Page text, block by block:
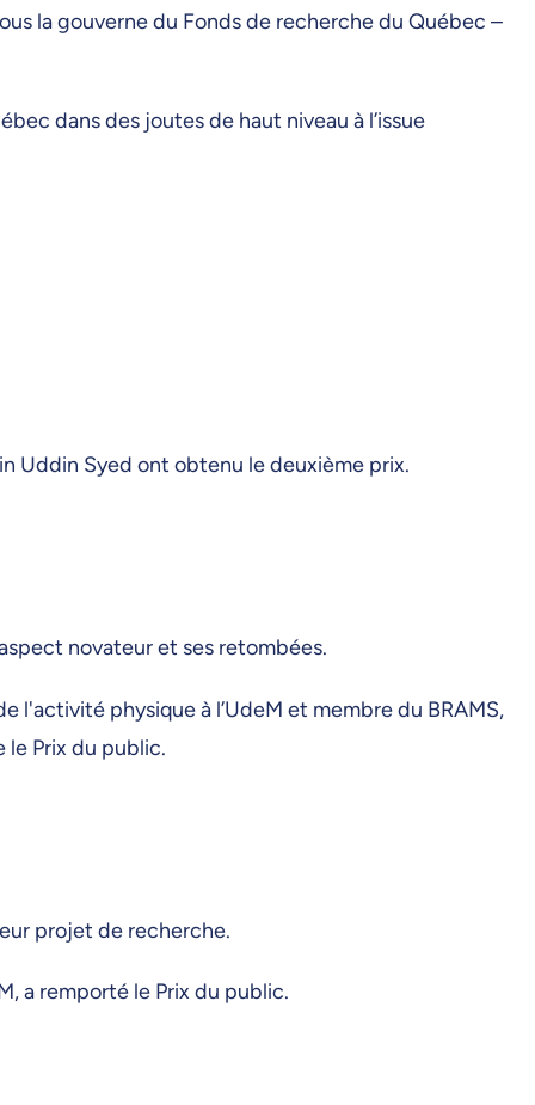
la gouverne du Fonds de recherche du Québec –
dans des joutes de haut niveau à l’issue
Uddin Syed ont obtenu le deuxième prix.
novateur et ses retombées.
physique à l’UdeM et membre du BRAMS,
le Prix du public.
projet de recherche.
a remporté le Prix du public.